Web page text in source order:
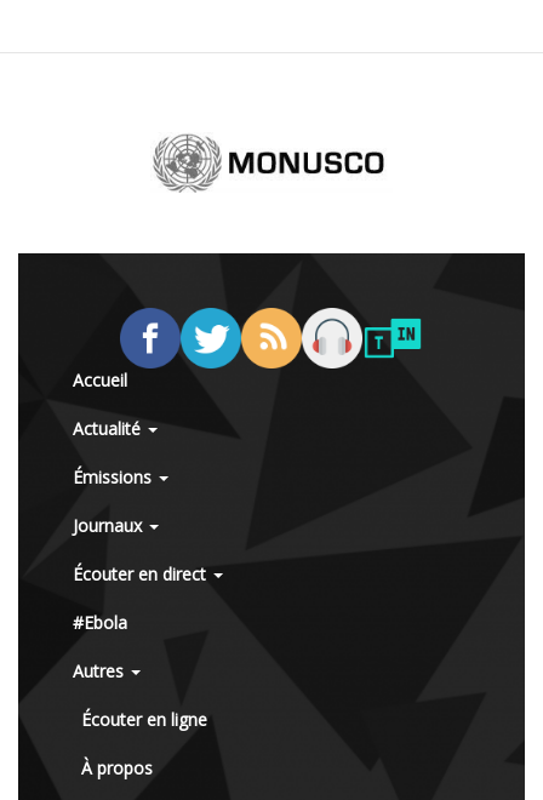
Accueil
Actualité
Émissions
Journaux
Écouter en direct
#Ebola
Autres
Écouter en ligne
À propos